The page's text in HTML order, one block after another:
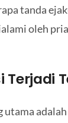
tanda
oleh
Terjadi
utama